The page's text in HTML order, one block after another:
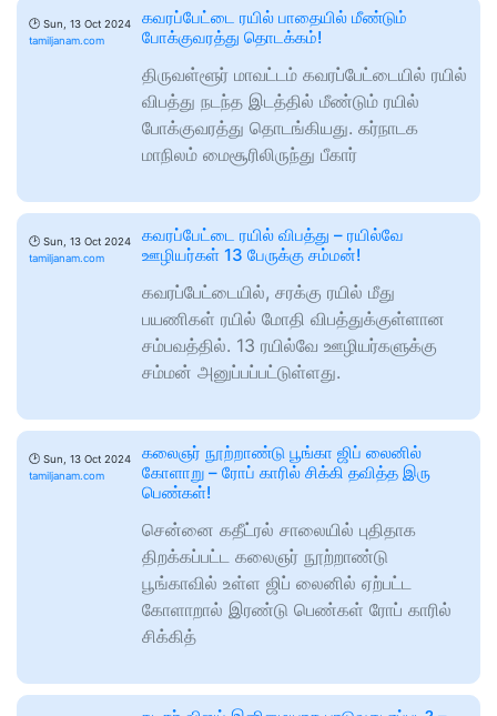
🕑 Sun, 13 Oct 2024
tamiljanam.com
கவரப்பேட்டை ரயில் பாதையில் மீண்டும்
போக்குவரத்து தொடக்கம்!
திருவள்ளூர் மாவட்டம் கவரப்பேட்டையில் ரயில்
விபத்து நடந்த இடத்தில் மீண்டும் ரயில்
போக்குவரத்து தொடங்கியது. கர்நாடக
மாநிலம் மைசூரிலிருந்து பீகார்
🕑 Sun, 13 Oct 2024
tamiljanam.com
கவரப்பேட்டை ரயில் விபத்து – ரயில்வே
ஊழியர்கள் 13 பேருக்கு சம்மன்!
கவரப்பேட்டையில், சரக்கு ரயில் மீது
பயணிகள் ரயில் மோதி விபத்துக்குள்ளான
சம்பவத்தில். 13 ரயில்வே ஊழியர்களுக்கு
சம்மன் அனுப்பப்பட்டுள்ளது.
🕑 Sun, 13 Oct 2024
tamiljanam.com
கலைஞர் நூற்றாண்டு பூங்கா ஜிப் லைனில்
கோளாறு – ரோப் காரில் சிக்கி தவித்த இரு
பெண்கள்!
சென்னை கதீட்ரல் சாலையில் புதிதாக
திறக்கப்பட்ட கலைஞர் நூற்றாண்டு
பூங்காவில் உள்ள ஜிப் லைனில் ஏற்பட்ட
கோளாறால் இரண்டு பெண்கள் ரோப் காரில்
சிக்கித்